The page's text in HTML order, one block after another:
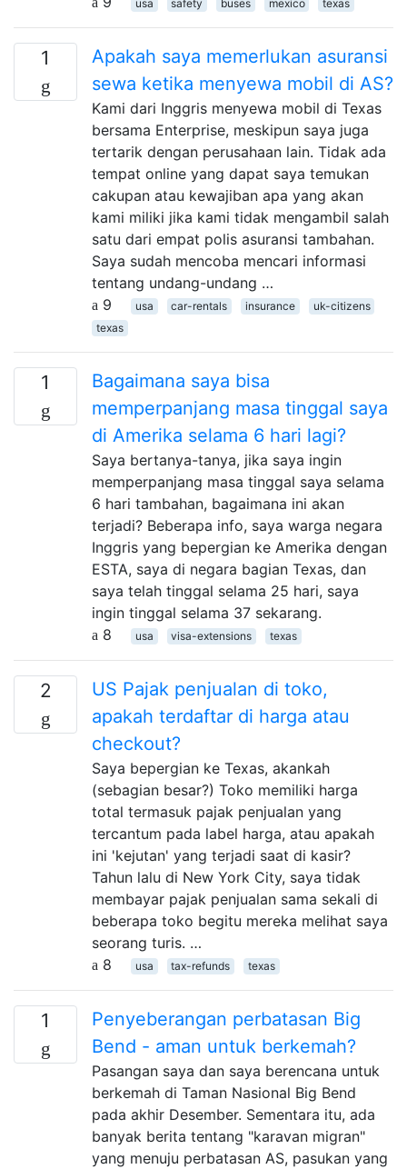
usa safety buses mexico texas
1
Apakah saya memerlukan asuransi
sewa ketika menyewa mobil di AS?
Kami dari Inggris menyewa mobil di Texas
bersama Enterprise, meskipun saya juga
tertarik dengan perusahaan lain. Tidak ada
tempat online yang dapat saya temukan
cakupan atau kewajiban apa yang akan
kami miliki jika kami tidak mengambil salah
satu dari empat polis asuransi tambahan.
Saya sudah mencoba mencari informasi
tentang undang-undang …
9
usa car-rentals insurance
uk-citizens
texas
1
Bagaimana saya bisa
memperpanjang masa tinggal saya
di Amerika selama 6 hari lagi?
Saya bertanya-tanya, jika saya ingin
memperpanjang masa tinggal saya selama
6 hari tambahan, bagaimana ini akan
terjadi? Beberapa info, saya warga negara
Inggris yang bepergian ke Amerika dengan
ESTA, saya di negara bagian Texas, dan
saya telah tinggal selama 25 hari, saya
ingin tinggal selama 37 sekarang.
8
usa visa-extensions texas
2
US Pajak penjualan di toko,
apakah terdaftar di harga atau
checkout?
Saya bepergian ke Texas, akankah
(sebagian besar?) Toko memiliki harga
total termasuk pajak penjualan yang
tercantum pada label harga, atau apakah
ini 'kejutan' yang terjadi saat di kasir?
Tahun lalu di New York City, saya tidak
membayar pajak penjualan sama sekali di
beberapa toko begitu mereka melihat saya
seorang turis. …
8
usa tax-refunds texas
1
Penyeberangan perbatasan Big
Bend - aman untuk berkemah?
Pasangan saya dan saya berencana untuk
berkemah di Taman Nasional Big Bend
pada akhir Desember. Sementara itu, ada
banyak berita tentang "karavan migran"
yang menuju perbatasan AS, pasukan yang